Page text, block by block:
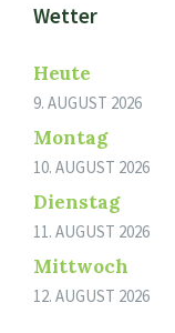
Wetter
Heute
9. AUGUST 2026
Montag
10. AUGUST 2026
Dienstag
11. AUGUST 2026
Mittwoch
12. AUGUST 2026